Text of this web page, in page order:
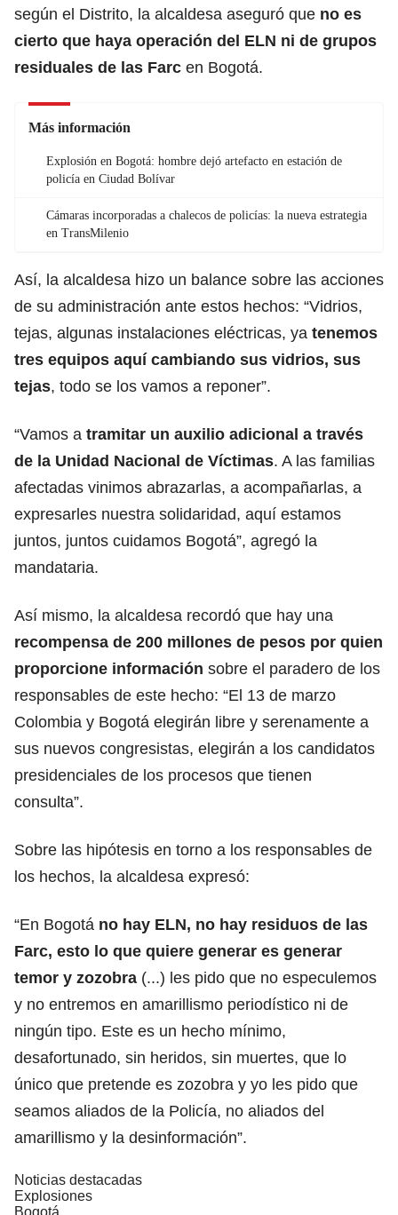
según el Distrito, la alcaldesa aseguró que no es
cierto que haya operación del ELN ni de grupos
residuales de las Farc en Bogotá.
Más información
Explosión en Bogotá: hombre dejó artefacto en estación de
policía en Ciudad Bolívar
Cámaras incorporadas a chalecos de policías: la nueva estrategia
en TransMilenio
Así, la alcaldesa hizo un balance sobre las acciones
de su administración ante estos hechos: “Vidrios,
tejas, algunas instalaciones eléctricas, ya tenemos
tres equipos aquí cambiando sus vidrios, sus
tejas, todo se los vamos a reponer”.
“Vamos a tramitar un auxilio adicional a través
de la Unidad Nacional de Víctimas. A las familias
afectadas vinimos abrazarlas, a acompañarlas, a
expresarles nuestra solidaridad, aquí estamos
juntos, juntos cuidamos Bogotá”, agregó la
mandataria.
Así mismo, la alcaldesa recordó que hay una
recompensa de 200 millones de pesos por quien
proporcione información sobre el paradero de los
responsables de este hecho: “El 13 de marzo
Colombia y Bogotá elegirán libre y serenamente a
sus nuevos congresistas, elegirán a los candidatos
presidenciales de los procesos que tienen
consulta”.
Sobre las hipótesis en torno a los responsables de
los hechos, la alcaldesa expresó:
“En Bogotá no hay ELN, no hay residuos de las
Farc, esto lo que quiere generar es generar
temor y zozobra (...) les pido que no especulemos
y no entremos en amarillismo periodístico ni de
ningún tipo. Este es un hecho mínimo,
desafortunado, sin heridos, sin muertes, que lo
único que pretende es zozobra y yo les pido que
seamos aliados de la Policía, no aliados del
amarillismo y la desinformación”.
Noticias destacadas
Explosiones
Bogotá